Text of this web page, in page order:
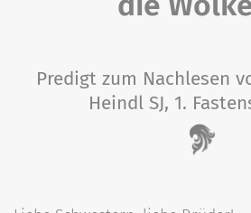
Predigt zum Nachlesen
Heindl SJ, 1.